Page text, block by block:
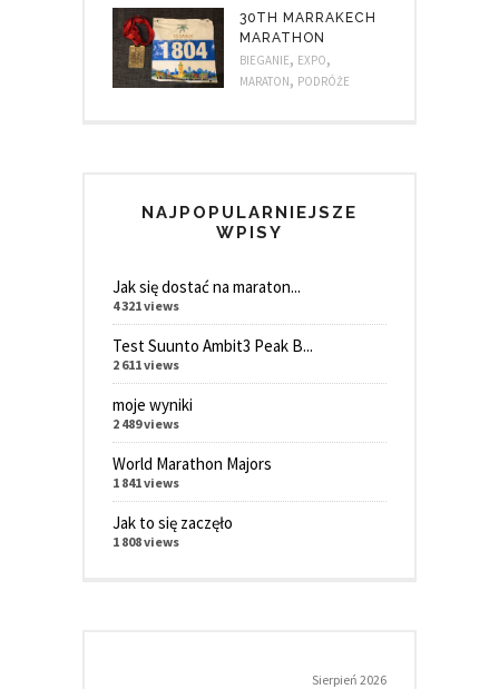
30TH MARRAKECH
MARATHON
BIEGANIE, EXPO,
MARATON, PODRÓŻE
NAJPOPULARNIEJSZE
WPISY
Jak się dostać na maraton...
4 321 views
Test Suunto Ambit3 Peak B...
2 611 views
moje wyniki
2 489 views
World Marathon Majors
1 841 views
Jak to się zaczęło
1 808 views
Sierpień 2026